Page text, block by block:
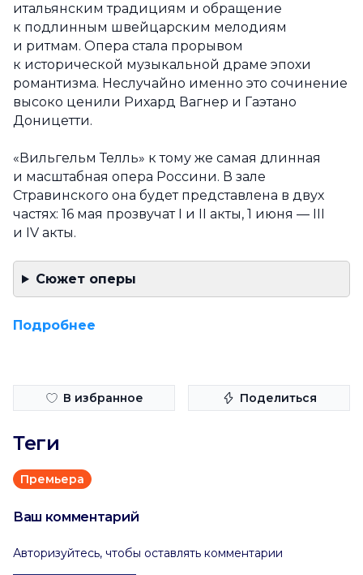
итальянским традициям и обращение
к подлинным швейцарским мелодиям
и ритмам. Опера стала прорывом
к исторической музыкальной драме эпохи
романтизма. Неслучайно именно это сочинение
высоко ценили Рихард Вагнер и Гаэтано
Доницетти.
«Вильгельм Телль» к тому же самая длинная
и масштабная опера Россини. В зале
Стравинского она будет представлена в двух
частях: 16 мая прозвучат I и II акты, 1 июня — III
и IV акты.
Сюжет оперы
Подробнее
В избранное Поделиться
Теги
Премьера
Ваш комментарий
Авторизуйтесь, чтобы оставлять комментарии